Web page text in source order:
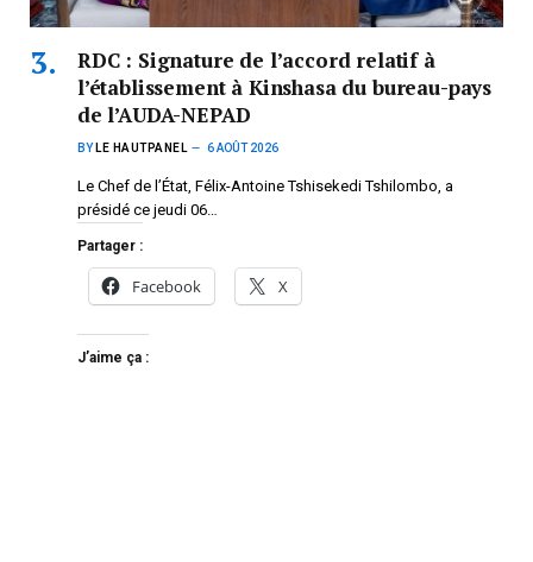
RDC : Signature de l’accord relatif à
l’établissement à Kinshasa du bureau-pays
de l’AUDA-NEPAD
BY LE HAUTPANEL 6 AOÛT 2026
Le Chef de l’État, Félix-Antoine Tshisekedi Tshilombo, a
présidé ce jeudi 06…
Partager :
Facebook X
J’aime ça :